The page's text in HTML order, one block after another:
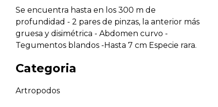
Se encuentra hasta en los 300 m de
profundidad - 2 pares de pinzas, la anterior más
gruesa y disimétrica - Abdomen curvo -
Tegumentos blandos -Hasta 7 cm Especie rara.
Categoria
Artropodos